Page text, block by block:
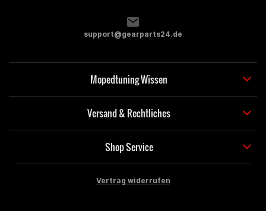
support@gearparts24.de
Mopedtuning Wissen
Versand & Rechtliches
Shop Service
Vertrag widerrufen